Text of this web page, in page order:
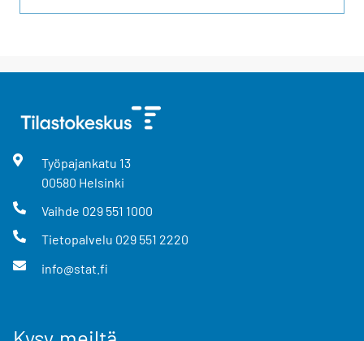
Työpajankatu 13
00580 Helsinki
Vaihde 029 551 1000
Tietopalvelu 029 551 2220
info@stat.fi